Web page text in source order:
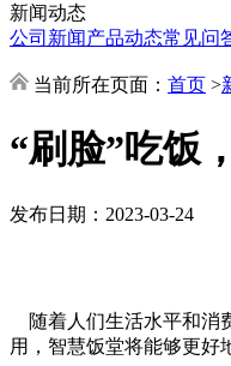
新闻动态
公司新闻产品动态常见问
当前所在页面： 首页 >
“刷脸”吃饭
发布日期：2023-03-24
随着人们生活水平和消
用，智慧饭堂将能够更好